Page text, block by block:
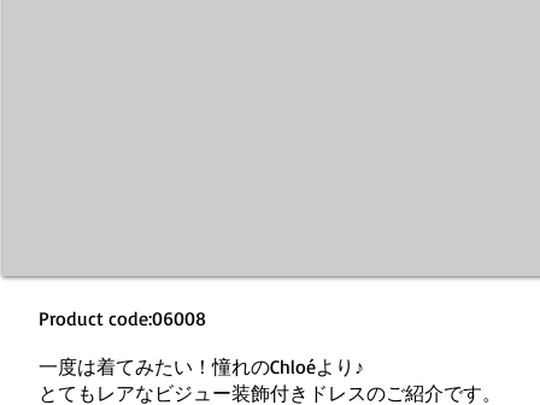
Product code:06008
一度は着てみたい！憧れのChloéより♪
とてもレアなビジュー装飾付きドレスのご紹介です。